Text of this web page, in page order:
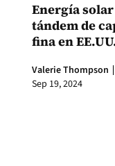
Energía
tándem de
fina en
Valerie Thompson
Sep 19, 2024